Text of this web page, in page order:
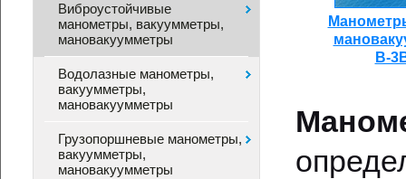
Виброустойчивые
манометры, вакуумметры,
мановакуумметры
Водолазные манометры,
вакуумметры,
мановакуумметры
Грузопоршневые манометры,
вакуумметры,
мановакуумметры
В-